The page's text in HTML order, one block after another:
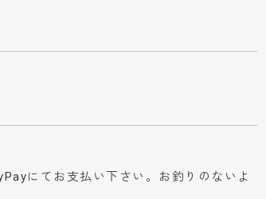
にてお支払い下さい。お釣りのないよ